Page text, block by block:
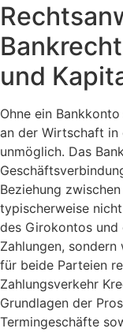
und
Ohne ein
an der Wirtschaft
unmöglich. Das
Beziehung
typischerweise
des Girokontos
Zahlungen,
für beide Parteien
Zahlungsverkehr
Grundlagen der
Termingeschäfte